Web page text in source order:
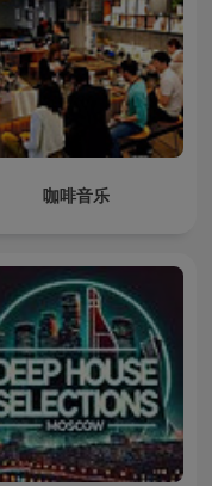
咖啡音乐